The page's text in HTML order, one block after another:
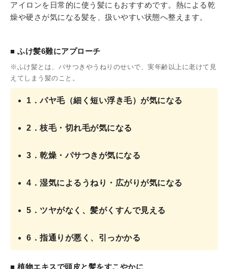
アイロンを日常的に使う髪にもおすすめです。熱による乾
燥や硬さが気になる髪を、扱いやすい状態へ整えます。
■ ふけ髪6難にアプローチ
※ふけ髪とは、パサつきやうねりのせいで、実年齢以上に老けて見
えてしまう髪のこと。
1．パヤ毛（細く短い浮き毛）が気になる
2．枝毛・切れ毛が気になる
3．乾燥・パサつきが気になる
4．湿気によるうねり・広がりが気になる
5．ツヤがなく、髪がくすんで見える
6．指通りが悪く、引っかかる
■ 植物エキスで頭皮と髪をすこやかに